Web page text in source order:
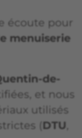
écoute pour
menuiserie
de-
et nous
utilisés
( DTU